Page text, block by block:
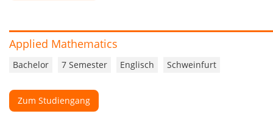
Applied Mathematics
Bachelor 7 Semester Englisch Schweinfurt
Zum Studiengang